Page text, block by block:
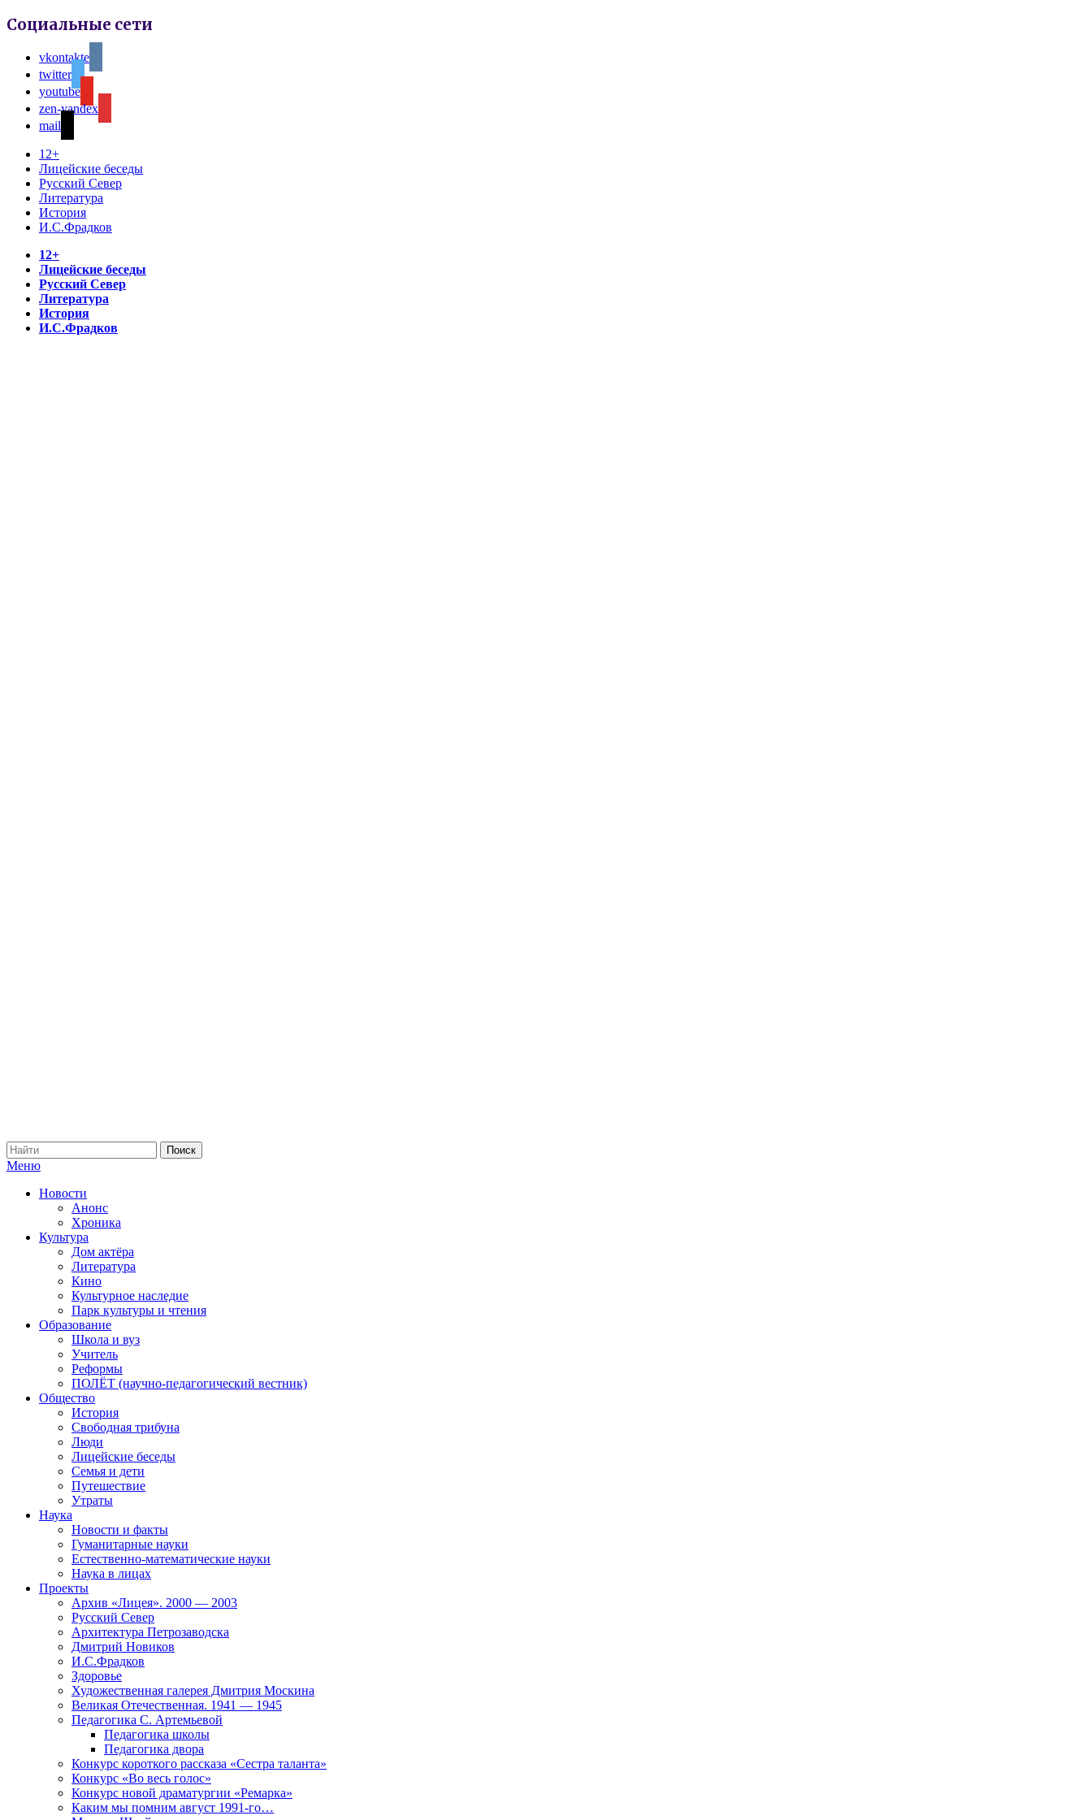
Социальные сети
vkontakte
twitter
youtube
zen-yandex
mail
12+
Лицейские беседы
Русский Север
Литература
История
И.С.Фрадков
12+
Лицейские беседы
Русский Север
Литература
История
И.С.Фрадков
Меню
Новости
Анонс
Хроника
Культура
Дом актёра
Литература
Кино
Культурное наследие
Парк культуры и чтения
Образование
Школа и вуз
Учитель
Реформы
ПОЛЁТ (научно-педагогический вестник)
Общество
История
Свободная трибуна
Люди
Лицейские беседы
Семья и дети
Путешествие
Утраты
Наука
Новости и факты
Гуманитарные науки
Естественно-математические науки
Наука в лицах
Проекты
Архив «Лицея». 2000 — 2003
Русский Север
Архитектура Петрозаводска
Дмитрий Новиков
И.С.Фрадков
Здоровье
Художественная галерея Дмитрия Москина
Великая Отечественная. 1941 — 1945
Педагогика С. Артемьевой
Педагогика школы
Педагогика двора
Конкурс короткого рассказа «Сестра таланта»
Конкурс «Во весь голос»
Конкурс новой драматургии «Ремарка»
Каким мы помним август 1991-го…